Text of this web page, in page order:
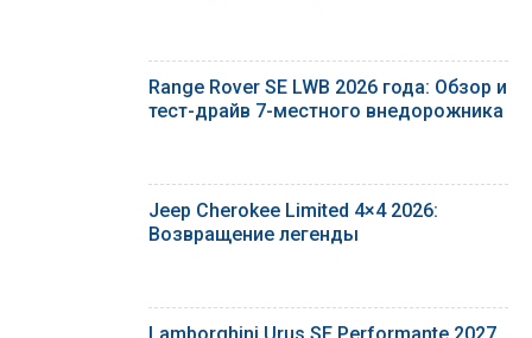
Range Rover SE LWB 2026 года: Обзор и
тест-драйв 7-местного внедорожника
Jeep Cherokee Limited 4×4 2026:
Возвращение легенды